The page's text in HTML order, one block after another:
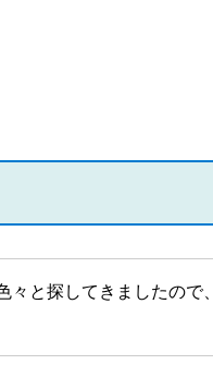
と探してきましたので、